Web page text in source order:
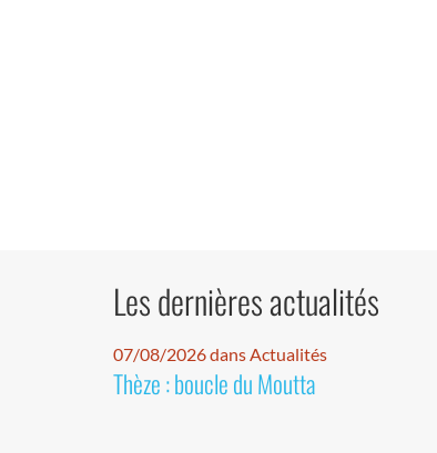
Les dernières actualités
07/08/2026 dans Actualités
Thèze : boucle du Moutta